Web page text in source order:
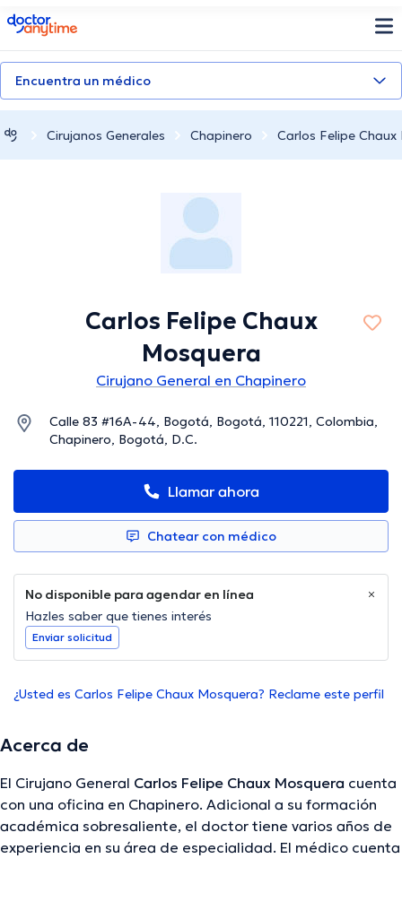
doctoranytime
Encuentra un médico
Cirujanos Generales Chapinero Carlos Felipe
Carlos Felipe Chaux
Mosquera
Cirujano General en Chapinero
Calle 83 #16A-44, Bogotá, Bogotá, 110221, Colombia,
Chapinero, Bogotá, D.C.
Llamar ahora
Chatear con médico
No disponible para agendar en línea
Hazles saber que tienes interés
Enviar solicitud
¿Usted es Carlos Felipe Chaux Mosquera? Reclame este perfil
Acerca de
El Cirujano General Carlos Felipe Chaux Mosquera cuenta
con una oficina en Chapinero. Adicional a su formación
académica sobresaliente, el doctor tiene varios años de
experiencia en su área de especialidad. El médico cuenta